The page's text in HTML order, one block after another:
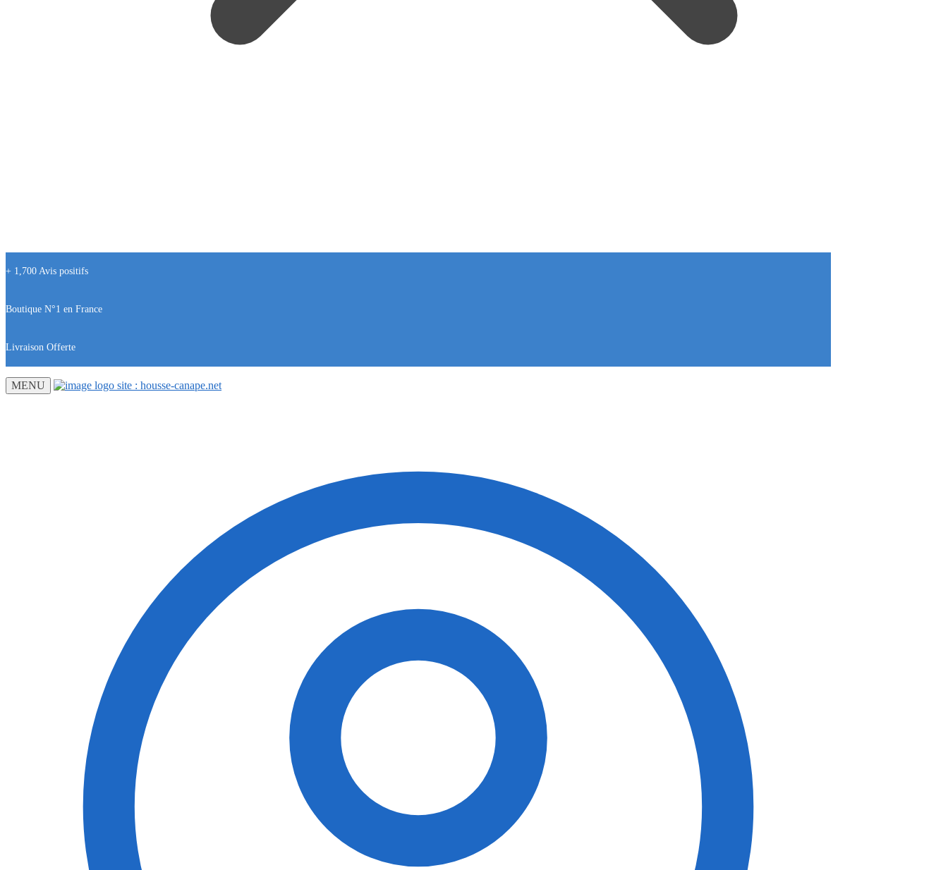
+ 1,700 Avis positifs
Boutique N°1 en France
Livraison Offerte
MENU